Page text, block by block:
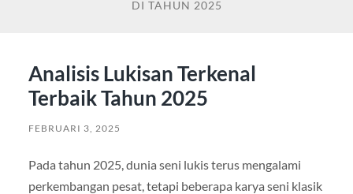
DI TAHUN 2025
Analisis Lukisan Terkenal
Terbaik Tahun 2025
FEBRUARI 3, 2025
Pada tahun 2025, dunia seni lukis terus mengalami
perkembangan pesat, tetapi beberapa karya seni klasik